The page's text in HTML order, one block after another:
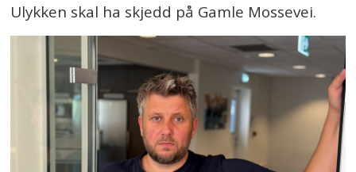
Ulykken skal ha skjedd på Gamle Mossevei.